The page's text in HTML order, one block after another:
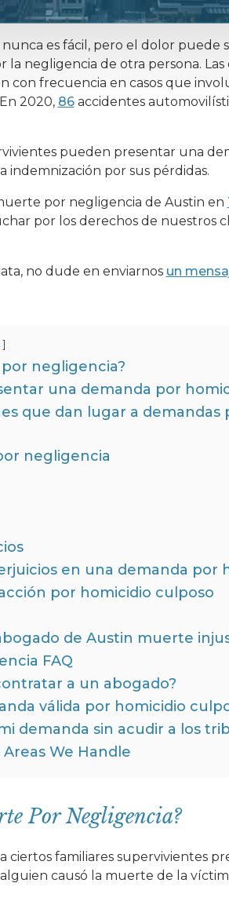
es fácil, pero el dolor puede
la negligencia de otra persona.
con frecuencia en casos que
2020, 86accidentes
pueden presentar una
indemnización por sus pérdidas.
por negligencia de Austin en
por los derechos de nuestros
no dude en enviarnos un
negligencia?
una demanda por
que dan lugar a demandas
negligencia
en una demanda por
por homicidio culposo
de Austin muerte
FAQ
a un abogado?
válida por homicidio
demanda sin acudir a los
We Handle
Por Negligencia?
ciertos familiares supervivientes
causó la muerte de la